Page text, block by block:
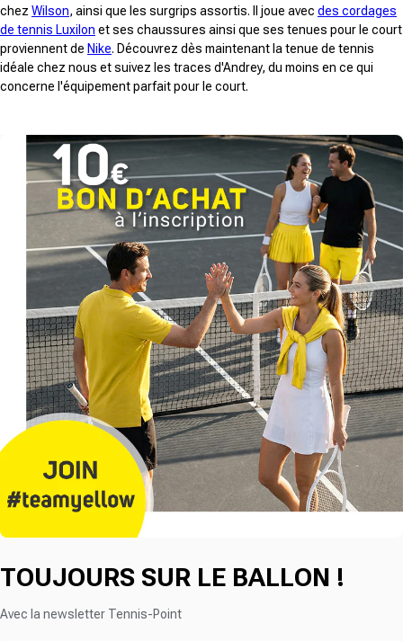
chez Wilson, ainsi que les surgrips assortis. Il joue avec des cordages
de tennis Luxilon et ses chaussures ainsi que ses tenues pour le court
proviennent de Nike. Découvrez dès maintenant la tenue de tennis
idéale chez nous et suivez les traces d'Andrey, du moins en ce qui
concerne l'équipement parfait pour le court.
TOUJOURS SUR LE BALLON !
Avec la newsletter Tennis-Point